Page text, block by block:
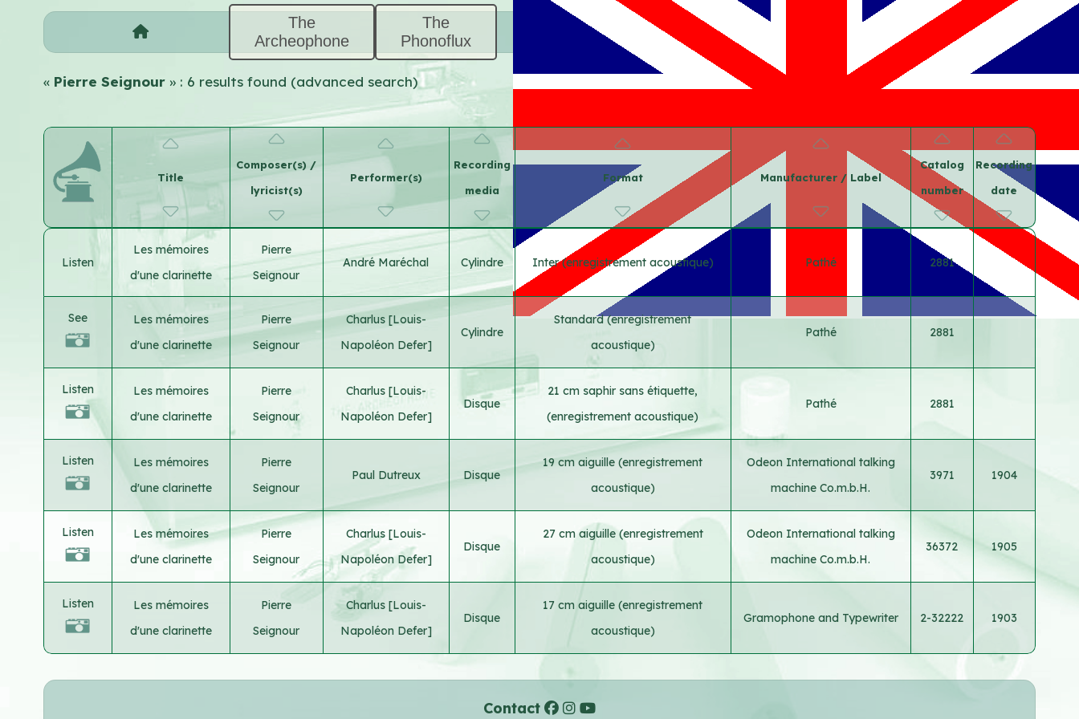
The
Archeophone
The
Phonoflux
«Pierre Seignour » : 6 results found (advanced search)
Title
Composer(s) /
lyricist(s)
Performer(s)
Recording
media
Format Manufacturer / Label
Catalog
number
Recording
date
Listen
Les mémoires
d'une clarinette
Pierre
Seignour
André Maréchal Cylindre Inter (enregistrement acoustique) Pathé 2881
See
Les mémoires
d'une clarinette
Pierre
Seignour
Charlus [Louis-
Napoléon Defer]
Cylindre
Standard (enregistrement
acoustique)
Pathé 2881
Listen
Les mémoires
d'une clarinette
Pierre
Seignour
Charlus [Louis-
Napoléon Defer]
Disque
21 cm saphir sans étiquette,
(enregistrement acoustique)
Pathé 2881
Listen
Les mémoires
d'une clarinette
Pierre
Seignour
Paul Dutreux Disque
19 cm aiguille (enregistrement
acoustique)
Odeon International talking
machine Co.m.b.H.
3971 1904
Listen
Les mémoires
d'une clarinette
Pierre
Seignour
Charlus [Louis-
Napoléon Defer]
Disque
27 cm aiguille (enregistrement
acoustique)
Odeon International talking
machine Co.m.b.H.
36372 1905
Listen
Les mémoires
d'une clarinette
Pierre
Seignour
Charlus [Louis-
Napoléon Defer]
Disque
17 cm aiguille (enregistrement
acoustique)
Gramophone and Typewriter 2-32222 1903
Contact